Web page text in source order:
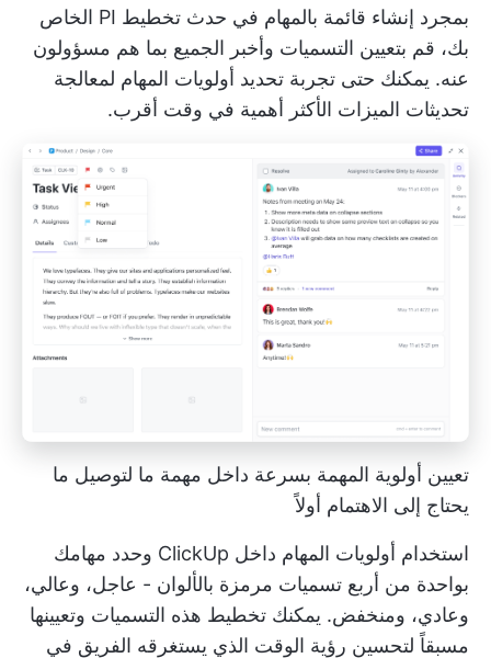
بمجرد إنشاء قائمة بالمهام في حدث تخطيط PI الخاص
بك، قم بتعيين التسميات وأخبر الجميع بما هم مسؤولون
عنه. يمكنك حتى تجربة تحديد أولويات المهام لمعالجة
تحديثات الميزات الأكثر أهمية في وقت أقرب.
تعيين أولوية المهمة بسرعة داخل مهمة ما لتوصيل ما
يحتاج إلى الاهتمام أولاً
استخدام أولويات المهام
داخل ClickUp وحدد مهامك
بواحدة من أربع تسميات مرمزة بالألوان - عاجل، وعالي،
وعادي، ومنخفض. يمكنك تخطيط هذه التسميات وتعيينها
مسبقاً لتحسين رؤية الوقت الذي يستغرقه الفريق في